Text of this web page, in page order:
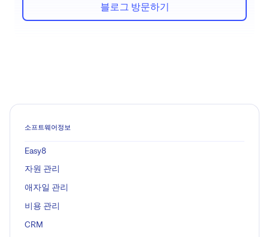
블로그 방문하기
소프트웨어정보
Easy8
자원 관리
애자일 관리
비용 관리
CRM